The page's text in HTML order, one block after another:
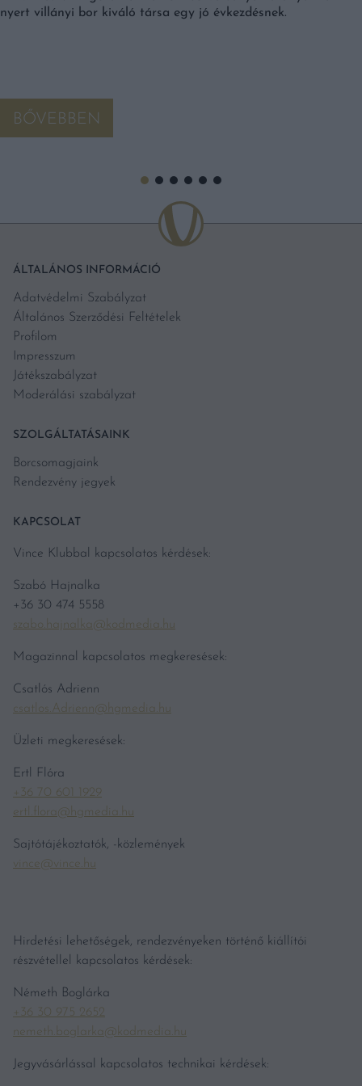
nyert villányi bor kiváló társa egy jó évkezdésnek.
BŐVEBBEN
ÁLTALÁNOS INFORMÁCIÓ
Adatvédelmi Szabályzat
Általános Szerződési Feltételek
Profilom
Impresszum
Játékszabályzat
Moderálási szabályzat
SZOLGÁLTATÁSAINK
Borcsomagjaink
Rendezvény jegyek
KAPCSOLAT
Vince Klubbal kapcsolatos kérdések:
Szabó Hajnalka
+36 30 474 5558
szabo.hajnalka@kodmedia.hu
Magazinnal kapcsolatos megkeresések:
Csatlós Adrienn
csatlos.Adrienn@hgmedia.hu
Üzleti megkeresések:
Ertl Flóra
+36 70 601 1929
ertl.flora@hgmedia.hu
Sajtótájékoztatók, -közlemények
vince@vince.hu
Hirdetési lehetőségek, rendezvényeken történő kiállítói
részvétellel kapcsolatos kérdések:
Németh Boglárka
+36 30 975 2652
nemeth.boglarka@kodmedia.hu
Jegyvásárlással kapcsolatos technikai kérdések: